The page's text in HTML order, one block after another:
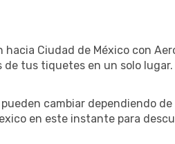
Ciudad de México con
tus tiquetes en un solo
cambiar dependiendo
en este instante para